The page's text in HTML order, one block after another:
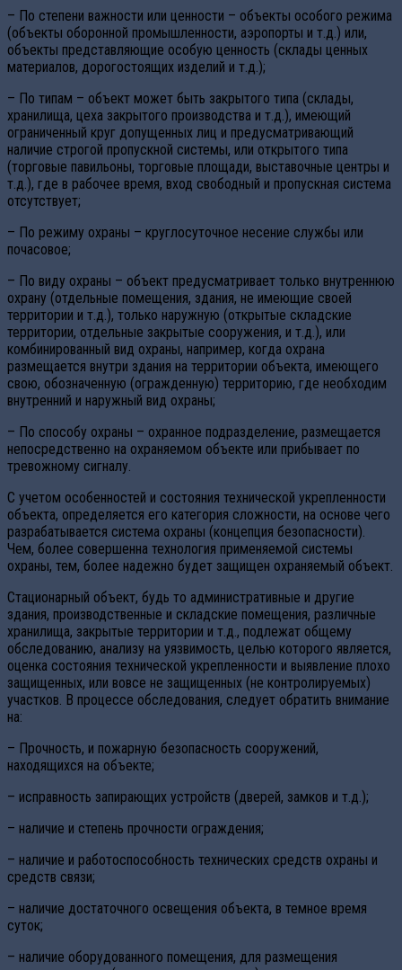
– По степени важности или ценности – объекты особого режима
(объекты оборонной промышленности, аэропорты и т.д.) или,
объекты представляющие особую ценность (склады ценных
материалов, дорогостоящих изделий и т.д.);
– По типам – объект может быть закрытого типа (склады,
хранилища, цеха закрытого производства и т.д.), имеющий
ограниченный круг допущенных лиц и предусматривающий
наличие строгой пропускной системы, или открытого типа
(торговые павильоны, торговые площади, выставочные центры и
т.д.), где в рабочее время, вход свободный и пропускная система
отсутствует;
– По режиму охраны – круглосуточное несение службы или
почасовое;
– По виду охраны – объект предусматривает только внутреннюю
охрану (отдельные помещения, здания, не имеющие своей
территории и т.д.), только наружную (открытые складские
территории, отдельные закрытые сооружения, и т.д.), или
комбинированный вид охраны, например, когда охрана
размещается внутри здания на территории объекта, имеющего
свою, обозначенную (огражденную) территорию, где необходим
внутренний и наружный вид охраны;
– По способу охраны – охранное подразделение, размещается
непосредственно на охраняемом объекте или прибывает по
тревожному сигналу.
С учетом особенностей и состояния технической укрепленности
объекта, определяется его категория сложности, на основе чего
разрабатывается система охраны (концепция безопасности).
Чем, более совершенна технология применяемой системы
охраны, тем, более надежно будет защищен охраняемый объект.
Стационарный объект, будь то административные и другие
здания, производственные и складские помещения, различные
хранилища, закрытые территории и т.д., подлежат общему
обследованию, анализу на уязвимость, целью которого является,
оценка состояния технической укрепленности и выявление плохо
защищенных, или вовсе не защищенных (не контролируемых)
участков. В процессе обследования, следует обратить внимание
на:
– Прочность, и пожарную безопасность сооружений,
находящихся на объекте;
– исправность запирающих устройств (дверей, замков и т.д.);
– наличие и степень прочности ограждения;
– наличие и работоспособность технических средств охраны и
средств связи;
– наличие достаточного освещения объекта, в темное время
суток;
– наличие оборудованного помещения, для размещения